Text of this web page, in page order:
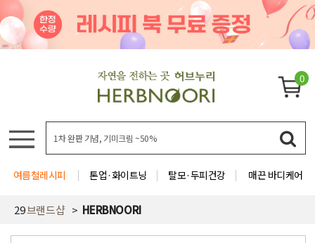
0
여름철레시피 톤업·화이트닝 탈모·두피건강 매끈 바디케어
29브랜드샵 HERBNOORI